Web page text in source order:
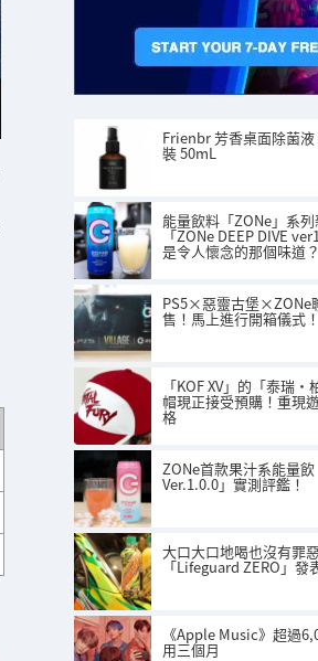
Frienbr 芳香桌面除菌
裝 50mL
能量飲料「ZONe」系列
「ZONe DEEP DIVE
是令人懷念的那個味道
PS5×惡靈古堡×ZONe
售！馬上進行開箱儀式！
「KOF XV」的「泰瑞
帽現正接受預購！重現
格
ZONe首款果汁系能量
Ver.1.0.0」實測評鑑！
大口大口地喝也沒有罪
「Lifeguard ZERO」發
《Apple Music》超過
用三個月